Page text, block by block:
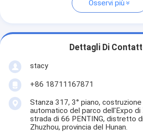
Osservi più
Dettagli Di
stacy
+86 18711167871
Stanza 317, 3° piano,
automatico del parco dell'Expo di
strada di 66 PENTING, distretto
Zhuzhou, provincia del Hunan.